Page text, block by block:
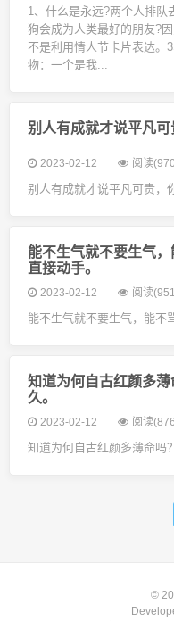
1、什么是永远?两个人排队
狗会成为人类最好的朋友?
不是利用情人节卡片表达。
物：一个是我...
别人有成就才说平凡可
2023-02-12 阅读
别人有成就才说平凡可贵，
能不生气就不要生气
直接动手。
2023-02-12 阅读
能不生气就不要生气，能不
知道为何自古红颜多
久。
2023-02-12 阅读
知道为何自古红颜多薄命吗
©